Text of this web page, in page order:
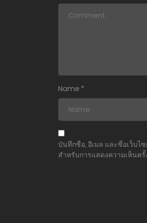
ตอนที่ 177
ตอนที่ 176
ตอนที่ 175
Name *
บันทึกชื่อ, อีเมล และชื่อเว็บไ
สำหรับการแสดงความเห็นครั้